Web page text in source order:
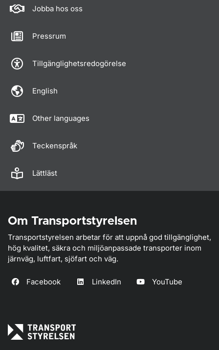
Jobba hos oss
Pressrum
Tillgänglighetsredogörelse
English
Other languages
Teckenspråk
Lättläst
Om Transportstyrelsen
Transportstyrelsen arbetar för att uppnå god tillgänglighet,
hög kvalitet, säkra och miljöanpassade transporter inom
järnväg, luftfart, sjöfart och väg.
Facebook LinkedIn YouTube